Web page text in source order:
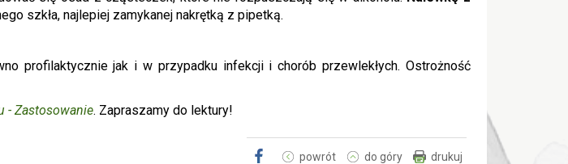
szkła, najlepiej zamykanej nakrętką z pipetką.
profilaktycznie jak i w przypadku infekcji i chorób przewlekłych. Ostrożność
- Zastosowanie. Zapraszamy do lektury!
powrót do góry drukuj